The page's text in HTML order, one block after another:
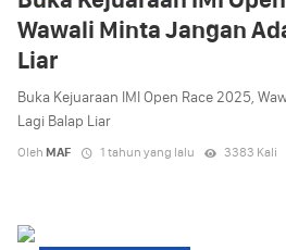
Wawali Minta Jangan
Liar
Buka Kejuaraan IMI Open Race 2025,
Lagi Balap Liar
Oleh MAF 1 tahun yang lalu 3383 Kali